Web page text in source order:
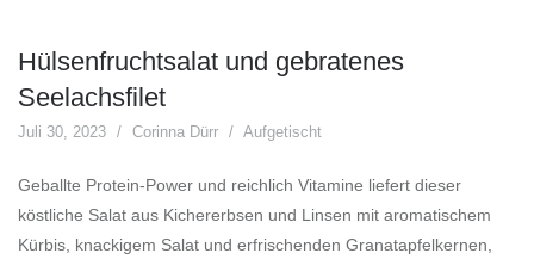
Hülsenfruchtsalat und gebratenes
Seelachsfilet
Juli 30, 2023 Corinna Dürr Aufgetischt
Geballte Protein-Power und reichlich Vitamine liefert dieser
köstliche Salat aus Kichererbsen und Linsen mit aromatischem
Kürbis, knackigem Salat und erfrischenden Granatapfelkernen,